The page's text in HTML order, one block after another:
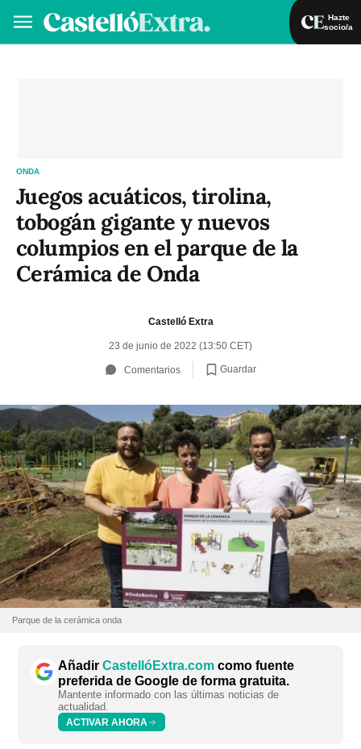
Hazte
socio/a
ONDA
Juegos acuáticos, tirolina,
tobogán gigante y nuevos
columpios en el parque de la
Cerámica de Onda
Castelló Extra
23 de junio de 2022 (13:50 CET)
Comentarios Guardar
Parque de la cerámica onda
Añadir CastellóExtra.com como fuente
preferida de Google de forma gratuita.
Mantente informado con las últimas noticias de
actualidad.
ACTIVAR AHORA